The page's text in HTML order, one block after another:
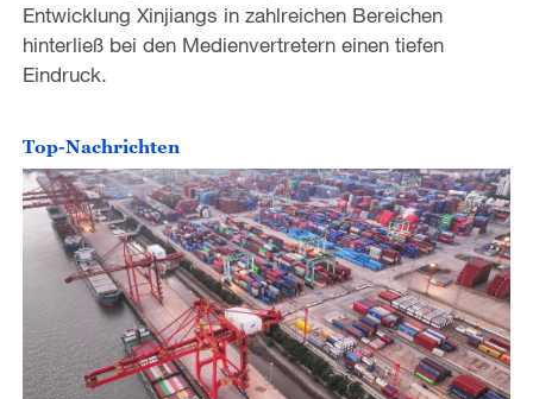
Entwicklung Xinjiangs in zahlreichen Bereichen
hinterließ bei den Medienvertretern einen tiefen
Eindruck.
Top-Nachrichten